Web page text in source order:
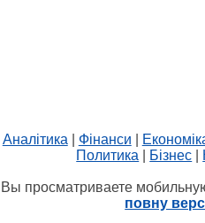
Аналітика Фінанси
Политика
Бізнес
Вы просматриваете
повну